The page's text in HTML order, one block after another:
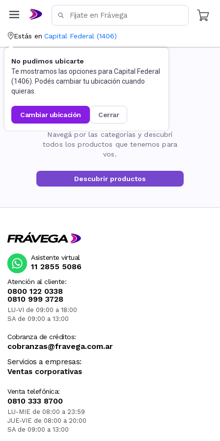
Estás en Capital Federal (1406)
No pudimos ubicarte
Te mostramos las opciones para Capital Federal
(1406). Podés cambiar tu ubicación cuando
quieras.
cambiar ubicación cerrar
La página no existe
Navegá por las categorías y descubrí
todos los productos que tenemos para
vos.
Descubrir productos
Atención al cliente:
0800 122 0338
0810 999 3728
LU-VI de 09:00 a 18:00
SA de 09:00 a 13:00
Cobranza de créditos:
cobranzas@fravega.com.ar
Servicios a empresas:
Ventas corporativas
Venta telefónica:
0810 333 8700
LU-MIE de 08:00 a 23:59
JUE-VIE de 08:00 a 20:00
SA de 09:00 a 13:00
Asistente virtual
11 2855 5086